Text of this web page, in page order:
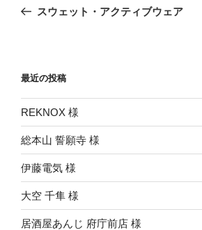
ナ
ー
シ
ョ
ン
の
スウェット・アクティブウェア
最近の投稿
REKNOX 様
総本山 誓願寺 様
伊藤電気 様
大空 千隼 様
居酒屋あんじ 府庁前店 様